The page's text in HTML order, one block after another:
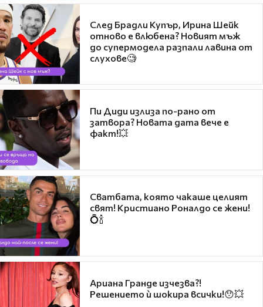
След Брадли Купър, Ирина Шейк
отново е влюбена? Новият мъж
до супермодела разпали лавина от
слухове🧐
Пи Диди излиза по-рано от
затвора? Новата дата вече е
факт!💥
Сватбата, която чакаше целият
свят! Кристиано Роналдо се жени!
💍🍾
Ариана Гранде изчезва?!
Решението ѝ шокира всички!😯💥